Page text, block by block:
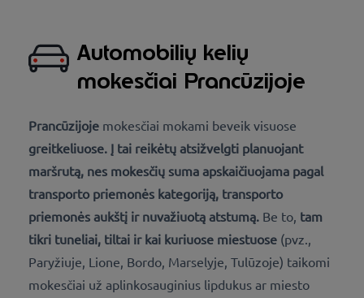
Automobilių kelių
mokesčiai Prancūzijoje
Prancūzijoje mokesčiai mokami beveik visuose
greitkeliuose. Į tai reikėtų atsižvelgti planuojant
maršrutą, nes mokesčių suma apskaičiuojama pagal
transporto priemonės kategoriją, transporto
priemonės aukštį ir nuvažiuotą atstumą. Be to, tam
tikri tuneliai, tiltai ir kai kuriuose miestuose (pvz.,
Paryžiuje, Lione, Bordo, Marselyje, Tulūzoje) taikomi
mokesčiai už aplinkosauginius lipdukus ar miesto